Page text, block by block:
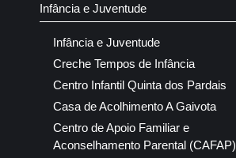
Infância e Juventude
Infância e Juventude
Creche Tempos de Infância
Centro Infantil Quinta dos Pardais
Casa de Acolhimento A Gaivota
Centro de Apoio Familiar e
Aconselhamento Parental (CAFAP)